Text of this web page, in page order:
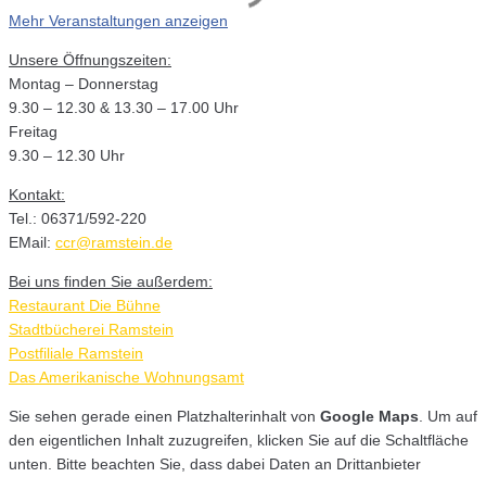
Mehr Veranstaltungen anzeigen
Unsere Öffnungszeiten:
Montag – Donnerstag
9.30 – 12.30 & 13.30 – 17.00 Uhr
Freitag
9.30 – 12.30 Uhr
Kontakt:
Tel.: 06371/592-220
EMail: ccr@ramstein.de
Bei uns finden Sie außerdem:
Restaurant Die Bühne
Stadtbücherei Ramstein
Postfiliale Ramstein
Das Amerikanische Wohnungsamt
Sie sehen gerade einen Platzhalterinhalt von Google Maps . Um auf
den eigentlichen Inhalt zuzugreifen, klicken Sie auf die Schaltfläche
unten. Bitte beachten Sie, dass dabei Daten an Drittanbieter